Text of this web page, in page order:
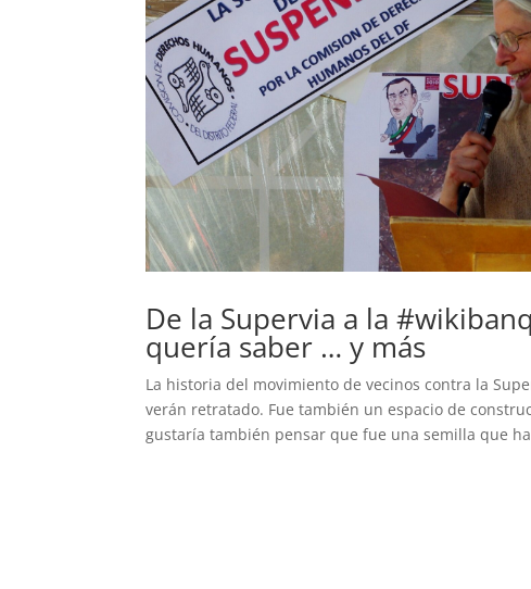
De la Supervia a la
quería saber … y más
La historia del movimiento de vecinos contra la
verán retratado. Fue también un espacio de
gustaría también pensar que fue una semilla que